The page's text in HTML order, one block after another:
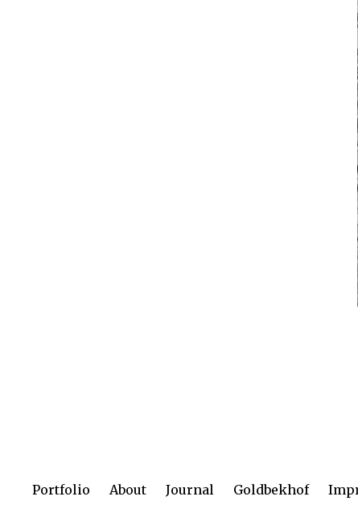
Portfolio About Journal Goldbekhof